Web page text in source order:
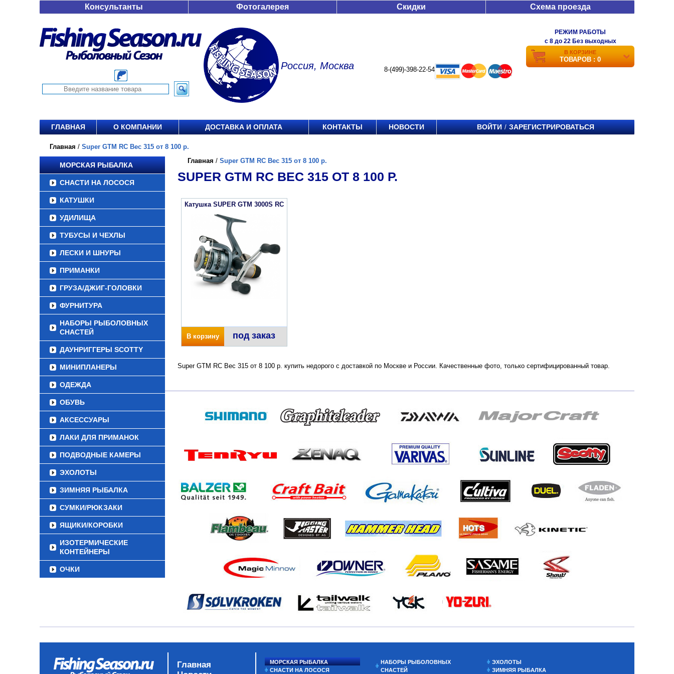
Консультанты Фотогалерея Скидки Схема проезда
Россия, Москва 8-(499)-398-22-54
РЕЖИМ РАБОТЫ
c 8 до 22 Без выходных
В КОРЗИНЕ
ТОВАРОВ : 0
ГЛАВНАЯ О КОМПАНИИ ДОСТАВКА И ОПЛАТА КОНТАКТЫ НОВОСТИ ВОЙТИ / ЗАРЕГИСТРИРОВАТЬСЯ
Главная / Super GTM RC Вес 315 от 8 100 р.
МОРСКАЯ РЫБАЛКА
СНАСТИ НА ЛОСОСЯ
КАТУШКИ
УДИЛИЩА
ТУБУСЫ И ЧЕХЛЫ
ЛЕСКИ И ШНУРЫ
ПРИМАНКИ
ГРУЗА/ДЖИГ-ГОЛОВКИ
ФУРНИТУРА
НАБОРЫ РЫБОЛОВНЫХ
СНАСТЕЙ
ДАУНРИГГЕРЫ SCOTTY
МИНИПЛАНЕРЫ
ОДЕЖДА
ОБУВЬ
АКСЕССУАРЫ
ЛАКИ ДЛЯ ПРИМАНОК
ПОДВОДНЫЕ КАМЕРЫ
ЭХОЛОТЫ
ЗИМНЯЯ РЫБАЛКА
СУМКИ/РЮКЗАКИ
ЯЩИКИ/КОРОБКИ
ИЗОТЕРМИЧЕСКИЕ
КОНТЕЙНЕРЫ
ОЧКИ
Главная / Super GTM RC Вес 315 от 8 100 р.
SUPER GTM RC ВЕС 315 ОТ 8 100 Р.
Катушка SUPER GTM 3000S RC
В корзину под заказ
Super GTM RC Вес 315 от 8 100 р. купить недорого с доставкой по Москве и России. Качественные фото, только сертифицированный товар.
Главная
МОРСКАЯ РЫБАЛКА
СНАСТИ НА ЛОСОСЯ
НАБОРЫ РЫБОЛОВНЫХ
СНАСТЕЙ
ЭХОЛОТЫ
ЗИМНЯЯ РЫБАЛКА